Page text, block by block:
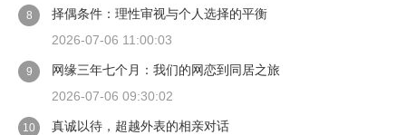
8
择偶条件：理性审视与个人选择的平衡
2026-07-06 11:00:03
9
网缘三年七个月：我们的网恋到同居之旅
2026-07-06 09:30:02
10
真诚以待，超越外表的相亲对话